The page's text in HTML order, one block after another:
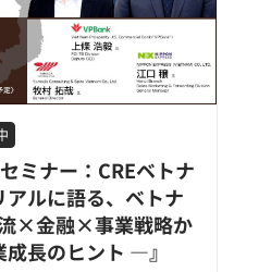
ミナー：CREベトナ
ルに語る、ベトナ
×金融×事業戦略か
長のヒント ―』